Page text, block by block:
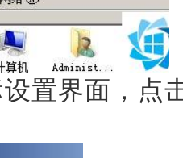
置界面，点